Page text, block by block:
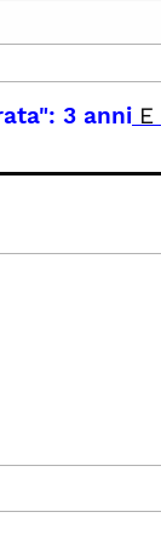
3 anni E